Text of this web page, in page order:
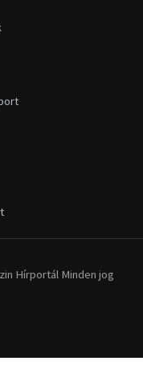
Hírportál Minden jog